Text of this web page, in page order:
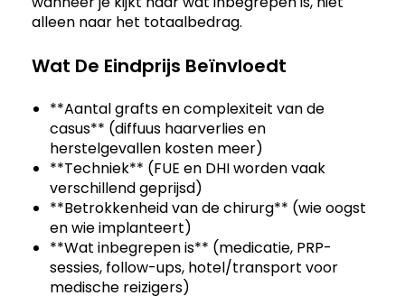
alleen naar het totaalbedrag.
Wat De Eindprijs Beïnvloedt
**Aantal grafts en complexiteit van de
casus** (diffuus haarverlies en
herstelgevallen kosten meer)
**Techniek** (FUE en DHI worden vaak
verschillend geprijsd)
**Betrokkenheid van de chirurg** (wie oogst
en wie implanteert)
**Wat inbegrepen is** (medicatie, PRP-
sessies, follow-ups, hotel/transport voor
medische reizigers)